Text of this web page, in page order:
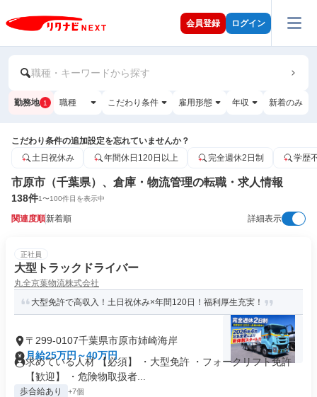
会員登録 ログイン
職種・キーワードから探す
勤務地 1 職種 こだわり条件 雇用形態 年収 新着のみ
こだわり条件の追加設定を忘れていませんか？
土日祝休み
年間休日120日以上 完全週休2日制 学歴
市原市（千葉県）、倉庫・物流管理の転職・求人情報
138件1〜100件目を表示中
関連度順新着順 詳細表示
正社員
大型トラックドライバー
丸全京葉物流株式会社
大型免許で高収入！土日祝休み×年間120日！福利厚生充実！
〒299-0107千葉県市原市姉崎海岸
月給25万円～40万円
求めている人材 【必須】 ・大型免許 ・フォークリフト免許
【歓迎】 ・危険物取扱者...
歩合給あり +7個